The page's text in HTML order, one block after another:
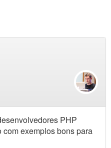
PHP
exemplos bons para